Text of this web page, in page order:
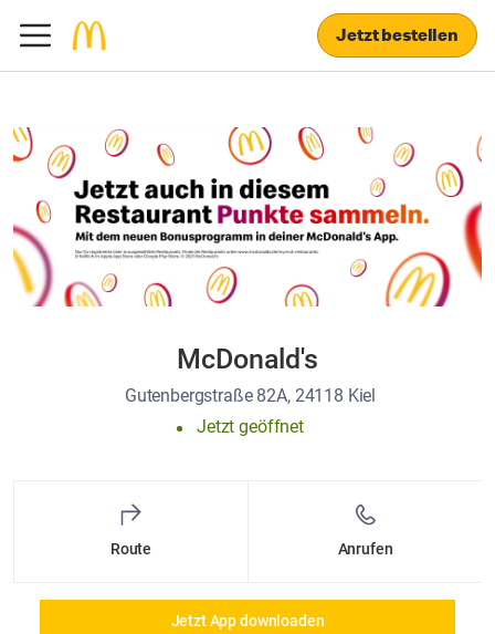
Jetzt bestellen
McDonald's
Gutenbergstraße 82A, 24118 Kiel
Jetzt geöffnet
Route Anrufen
Jetzt App downloaden